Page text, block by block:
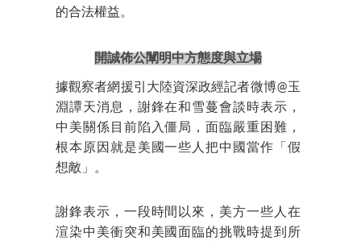
的合法權益。
開誠佈公闡明中方態度與立場
據觀察者網援引大陸資深政經記者微博@玉
淵譚天消息，謝鋒在和雪蔓會談時表示，
中美關係目前陷入僵局，面臨嚴重困難，
根本原因就是美國一些人把中國當作「假
想敵」。
謝鋒表示，一段時間以來，美方一些人在
渲染中美衝突和美國面臨的挑戰時提到所